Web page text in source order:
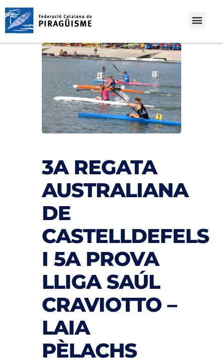
3A REGATA
AUSTRALIANA
DE
CASTELLDEFELS
I 5A PROVA
LLIGA SAÚL
CRAVIOTTO –
LAIA
PÈLACHS